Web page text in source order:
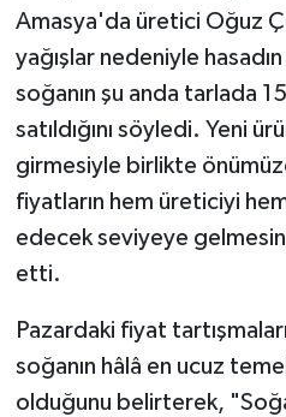
Amasya'da üretici Oğuz
yağışlar nedeniyle
soğanın şu anda tarlada
satıldığını söyledi. Yeni
girmesiyle birlikte
fiyatların hem üreticiyi
edecek seviyeye
etti.
Pazardaki fiyat
soğanın hâlâ en ucuz
olduğunu belirterek,